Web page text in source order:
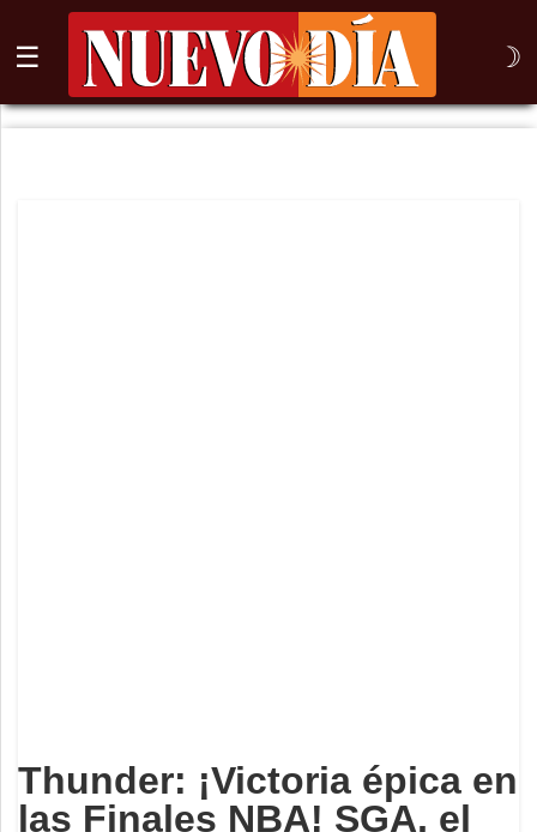
☰ ☽
⌕
Thunder: ¡Victoria épica en
las Finales NBA! SGA, el